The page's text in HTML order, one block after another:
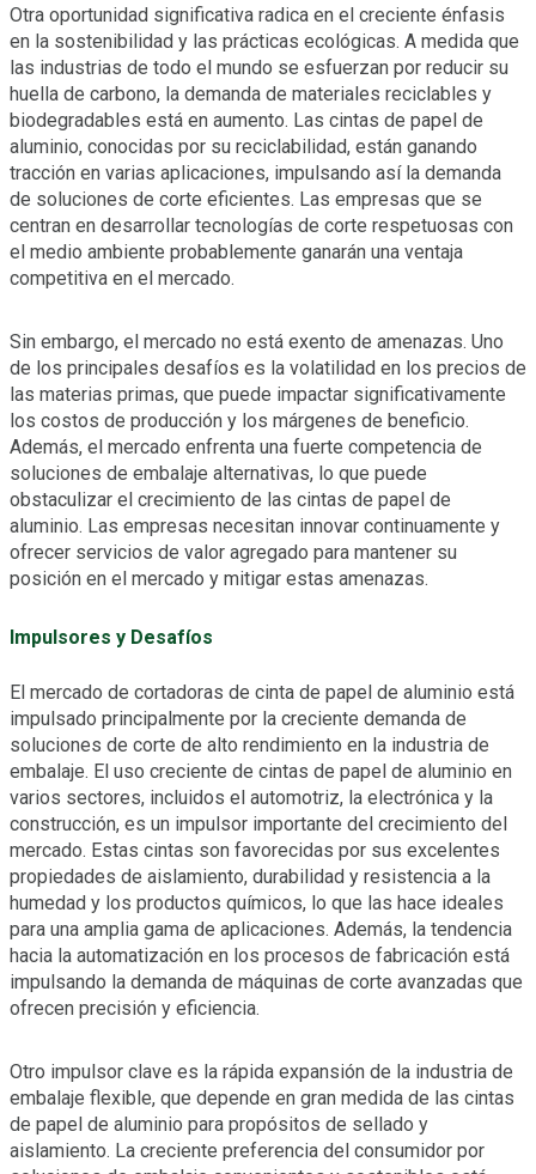
Otra oportunidad significativa radica en el creciente énfasis
en la sostenibilidad y las prácticas ecológicas. A medida que
las industrias de todo el mundo se esfuerzan por reducir su
huella de carbono, la demanda de materiales reciclables y
biodegradables está en aumento. Las cintas de papel de
aluminio, conocidas por su reciclabilidad, están ganando
tracción en varias aplicaciones, impulsando así la demanda
de soluciones de corte eficientes. Las empresas que se
centran en desarrollar tecnologías de corte respetuosas con
el medio ambiente probablemente ganarán una ventaja
competitiva en el mercado.
Sin embargo, el mercado no está exento de amenazas. Uno
de los principales desafíos es la volatilidad en los precios de
las materias primas, que puede impactar significativamente
los costos de producción y los márgenes de beneficio.
Además, el mercado enfrenta una fuerte competencia de
soluciones de embalaje alternativas, lo que puede
obstaculizar el crecimiento de las cintas de papel de
aluminio. Las empresas necesitan innovar continuamente y
ofrecer servicios de valor agregado para mantener su
posición en el mercado y mitigar estas amenazas.
Impulsores y Desafíos
El mercado de cortadoras de cinta de papel de aluminio está
impulsado principalmente por la creciente demanda de
soluciones de corte de alto rendimiento en la industria de
embalaje. El uso creciente de cintas de papel de aluminio en
varios sectores, incluidos el automotriz, la electrónica y la
construcción, es un impulsor importante del crecimiento del
mercado. Estas cintas son favorecidas por sus excelentes
propiedades de aislamiento, durabilidad y resistencia a la
humedad y los productos químicos, lo que las hace ideales
para una amplia gama de aplicaciones. Además, la tendencia
hacia la automatización en los procesos de fabricación está
impulsando la demanda de máquinas de corte avanzadas que
ofrecen precisión y eficiencia.
Otro impulsor clave es la rápida expansión de la industria de
embalaje flexible, que depende en gran medida de las cintas
de papel de aluminio para propósitos de sellado y
aislamiento. La creciente preferencia del consumidor por